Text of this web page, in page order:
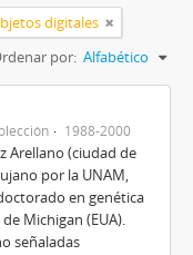
digitales
por: Alfabético
1988-2000
Arellano (ciudad de
por la UNAM,
en genética
Michigan (EUA).
señaladas